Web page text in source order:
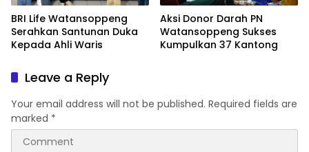
BRI Life Watansoppeng
Serahkan Santunan Duka
Kepada Ahli Waris
Aksi Donor Darah PN
Watansoppeng Sukses
Kumpulkan 37 Kantong
Leave a Reply
Your email address will not be published. Required fields are
marked *